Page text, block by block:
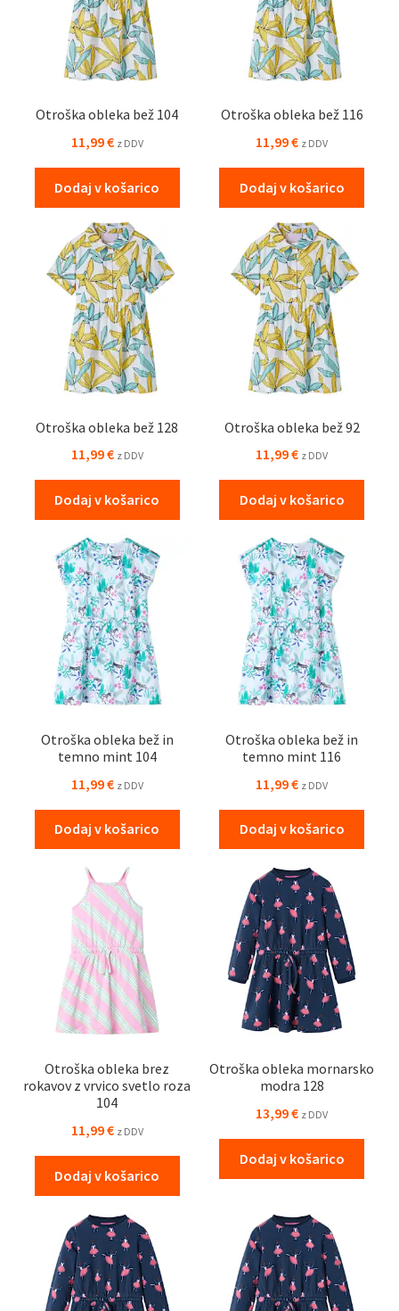
Otroška obleka bež 104
11,99€ z DDV
Dodaj v košarico
Otroška obleka bež 116
11,99€ z DDV
Dodaj v košarico
Otroška obleka bež 128
11,99€ z DDV
Dodaj v košarico
Otroška obleka bež 92
11,99€ z DDV
Dodaj v košarico
Otroška obleka bež in
temno mint 104
11,99€ z DDV
Dodaj v košarico
Otroška obleka bež in
temno mint 116
11,99€ z DDV
Dodaj v košarico
Otroška obleka brez
rokavov z vrvico svetlo roza
104
11,99€ z DDV
Dodaj v košarico
Otroška obleka mornarsko
modra 128
13,99€ z DDV
Dodaj v košarico